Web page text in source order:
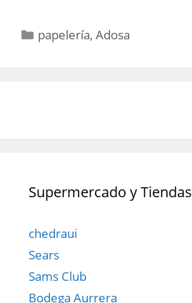
Categorías
papelería,Adosa
Supermercado y Tiendas
chedraui
Sears
Sams Club
Bodega Aurrera